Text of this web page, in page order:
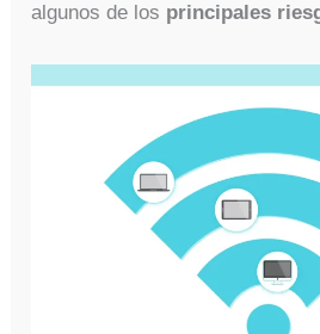
algunos de los principales